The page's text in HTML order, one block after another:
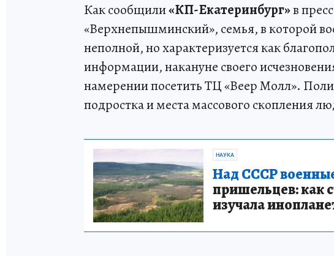
Как сообщили«КП-Екатеринбург»в
«Верхнепышминский», семья, в которой
неполной, но характеризуется как
информации, накануне своего
намерении посетить ТЦ «Веер Молл».
подростка и места массового скопления
НАУКА
Над СССР
пришельцев: как
изучала